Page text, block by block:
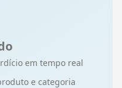
em tempo real
e categoria